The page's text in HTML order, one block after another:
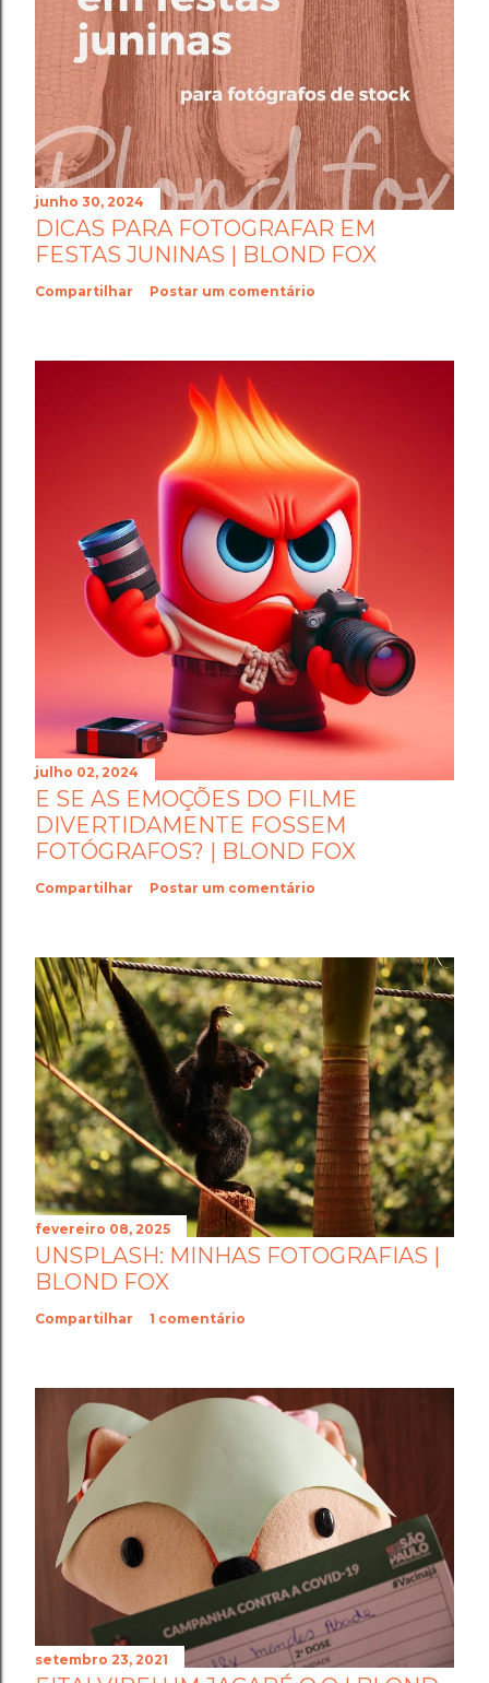
junho 30, 2024
DICAS PARA FOTOGRAFAR EM
FESTAS JUNINAS | BLOND FOX
Compartilhar Postar um comentário
julho 02, 2024
E SE AS EMOÇÕES DO FILME
DIVERTIDAMENTE FOSSEM
FOTÓGRAFOS? | BLOND FOX
Compartilhar Postar um comentário
fevereiro 08, 2025
UNSPLASH: MINHAS FOTOGRAFIAS |
BLOND FOX
Compartilhar 1 comentário
setembro 23, 2021